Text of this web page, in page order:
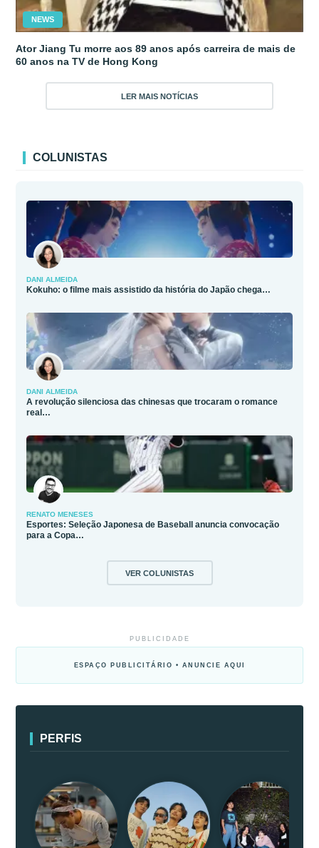
NEWS
Ator Jiang Tu morre aos 89 anos após carreira de mais de
60 anos na TV de Hong Kong
LER MAIS NOTÍCIAS
COLUNISTAS
DANI ALMEIDA
Kokuho: o filme mais assistido da história do Japão chega…
DANI ALMEIDA
A revolução silenciosa das chinesas que trocaram o romance
real…
RENATO MENESES
Esportes: Seleção Japonesa de Baseball anuncia convocação
para a Copa…
VER COLUNISTAS
PUBLICIDADE
ESPAÇO PUBLICITÁRIO • ANUNCIE AQUI
PERFIS